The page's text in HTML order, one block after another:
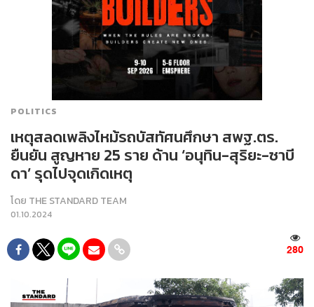
POLITICS
เหตุสลดเพลิงไหม้รถบัสทัศนศึกษา สพฐ.ตร.
ยืนยัน สูญหาย 25 ราย ด้าน ‘อนุทิน-สุริยะ-ซาบี
ดา’ รุดไปจุดเกิดเหตุ
โดย THE STANDARD TEAM
01.10.2024
280